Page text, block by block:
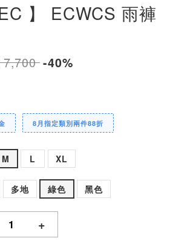
】 ECWCS 雨褲
7,700-40%
8月指定類別兩件88折
M L XL
多地 綠色 黑色
+